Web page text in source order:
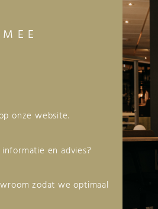
onze website.
en advies?
zodat we optimaal